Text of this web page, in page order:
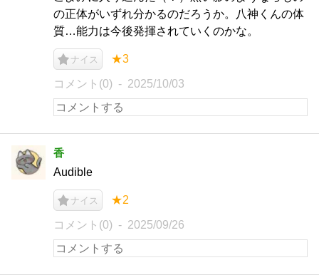
の正体がいずれ分かるのだろうか。八神くんの体
質…能力は今後発揮されていくのかな。
ナイス ★3
コメント(0) 2025/10/03
香
Audible
ナイス ★2
コメント(0) 2025/09/26